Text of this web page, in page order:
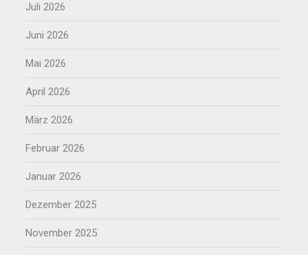
Juli 2026
Juni 2026
Mai 2026
April 2026
März 2026
Februar 2026
Januar 2026
Dezember 2025
November 2025